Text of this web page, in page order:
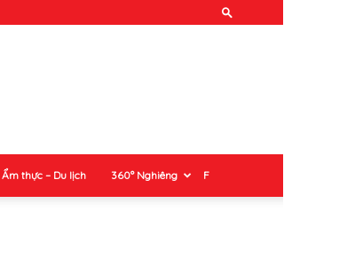
Ẩm thực – Du lịch 360° Nghiêng F